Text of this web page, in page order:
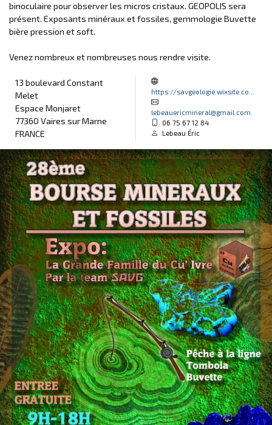
binoculaire pour observer les micros cristaux. GEOPOLIS sera
présent. Exposants minéraux et fossiles, gemmologie Buvette
bière pression et soft.
Venez nombreux et nombreuses nous rendre visite.
13 boulevard Constant
Melet
Espace Monjaret
77360 Vaires sur Marne
FRANCE
https://savgeologie.wixsite.co...
lebeauericmineral@gmail.com
06 75 67 12 84
Lebeau Éric